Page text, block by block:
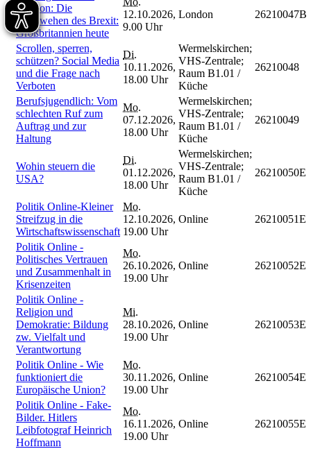
London: Die
Nachwehen des Brexit:
Großbritannien heute
12.10.2026,
9.00 Uhr
London 26210047B
Scrollen, sperren,
schützen? Social Media
und die Frage nach
Verboten
Di.
10.11.2026,
18.00 Uhr
Wermelskirchen;
VHS-Zentrale;
Raum B1.01 /
Küche
26210048
Berufsjugendlich: Vom
schlechten Ruf zum
Auftrag und zur
Haltung
Mo.
07.12.2026,
18.00 Uhr
Wermelskirchen;
VHS-Zentrale;
Raum B1.01 /
Küche
26210049
Wohin steuern die
USA?
Di.
01.12.2026,
18.00 Uhr
Wermelskirchen;
VHS-Zentrale;
Raum B1.01 /
Küche
26210050E
Politik Online-Kleiner
Streifzug in die
Wirtschaftswissenschaft
Mo.
12.10.2026,
19.00 Uhr
Online 26210051E
Politik Online -
Politisches Vertrauen
und Zusammenhalt in
Krisenzeiten
Mo.
26.10.2026,
19.00 Uhr
Online 26210052E
Politik Online -
Religion und
Demokratie: Bildung
zw. Vielfalt und
Verantwortung
Mi.
28.10.2026,
19.00 Uhr
Online 26210053E
Politik Online - Wie
funktioniert die
Europäische Union?
Mo.
30.11.2026,
19.00 Uhr
Online 26210054E
Politik Online - Fake-
Bilder. Hitlers
Leibfotograf Heinrich
Hoffmann
Mo.
16.11.2026,
19.00 Uhr
Online 26210055E